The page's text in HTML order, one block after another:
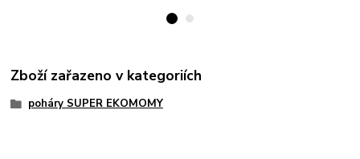
Zboží zařazeno v kategoriích
poháry SUPER EKOMOMY